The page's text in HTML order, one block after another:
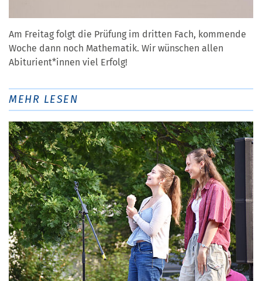
Am Freitag folgt die Prüfung im dritten Fach, kommende
Woche dann noch Mathematik. Wir wünschen allen
Abiturient*innen viel Erfolg!
MEHR LESEN